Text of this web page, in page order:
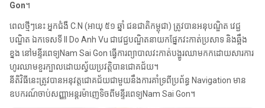
Gon។
ពេលថ្មីៗនេះ អ្នកជំងឺ C.N (អាយុ ៥១ ឆ្នាំ ជនជាតិកម្ពុជា) ត្រូវបានអនុបណ្ឌិត វេជ្ជ
បណ្ឌិត ឯកទេសទី II Do Anh Vu ជាវេជ្ជបណ្ឌិតនាយកផ្នែកវះកាត់ប្រសាទ និងឆ្អឹង
ខ្នង នៅមន្ទីរពេទ្យNam Sai Gon ធ្វើការព្យាបាលវះកាត់បង្ហូរឈាមកកដោយសារការ
ហូរឈាមខួរក្បាលដោយស្វ័យប្រវត្តិបានជោគជ័យ។
នីតិវិធីនេះត្រូវបានអនុវត្តជោគជ័យជាមួយនឹងការគាំទ្រពីប្រព័ន្ធ Navigation មាន
ឧបករណ៍ចាប់សញ្ញាអន្តរម៉ាញេទិចពីមន្ទីរពេទ្យNam Sai Gon។